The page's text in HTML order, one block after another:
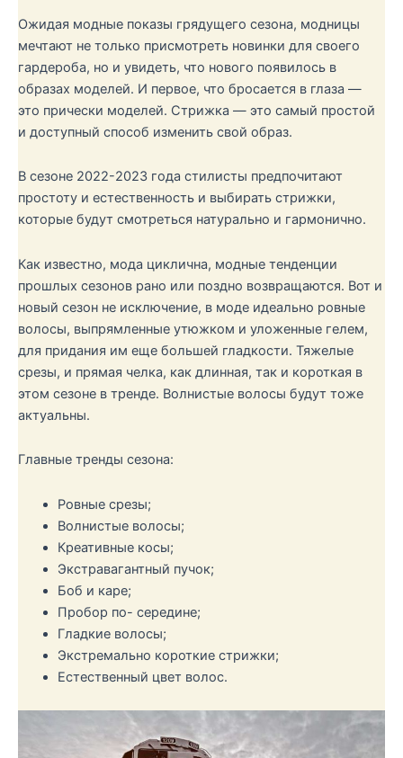
Ожидая модные показы грядущего сезона, модницы
мечтают не только присмотреть новинки для своего
гардероба, но и увидеть, что нового появилось в
образах моделей. И первое, что бросается в глаза —
это прически моделей. Стрижка — это самый простой
и доступный способ изменить свой образ.
В сезоне 2022-2023 года стилисты предпочитают
простоту и естественность и выбирать стрижки,
которые будут смотреться натурально и гармонично.
Как известно, мода циклична, модные тенденции
прошлых сезонов рано или поздно возвращаются. Вот и
новый сезон не исключение, в моде идеально ровные
волосы, выпрямленные утюжком и уложенные гелем,
для придания им еще большей гладкости. Тяжелые
срезы, и прямая челка, как длинная, так и короткая в
этом сезоне в тренде. Волнистые волосы будут тоже
актуальны.
Главные тренды сезона:
Ровные срезы;
Волнистые волосы;
Креативные косы;
Экстравагантный пучок;
Боб и каре;
Пробор по- середине;
Гладкие волосы;
Экстремально короткие стрижки;
Естественный цвет волос.